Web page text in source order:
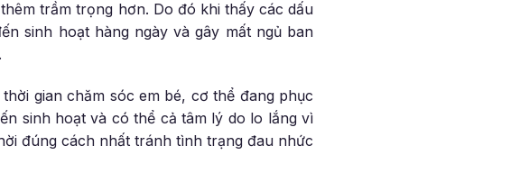
trầm trọng hơn. Do đó khi thấy các dấu
sinh hoạt hàng ngày và gây mất ngủ ban
gian chăm sóc em bé, cơ thể đang phục
sinh hoạt và có thể cả tâm lý do lo lắng vì
đúng cách nhất tránh tình trạng đau nhức